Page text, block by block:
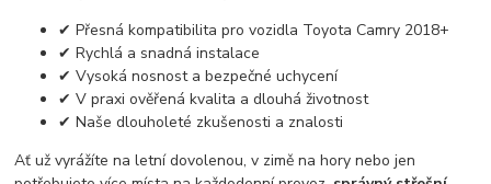
✔ Přesná kompatibilita pro vozidla Toyota Camry 2018+
✔ Rychlá a snadná instalace
✔ Vysoká nosnost a bezpečné uchycení
✔ V praxi ověřená kvalita a dlouhá životnost
✔ Naše dlouholeté zkušenosti a znalosti
Ať už vyrážíte na letní dovolenou, v zimě na hory nebo jen